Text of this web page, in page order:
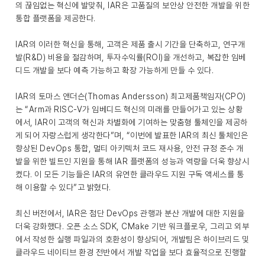
의 끊임없는 혁신에 발맞춰, IAR은 고품질의 보안상 안전한 개발을 위한
통합 플랫폼을 제공한다.
IAR의 이러한 혁신을 통해, 고객은 제품 출시 기간을 단축하고, 연구개
발(R&D) 비용을 절감하며, 투자수익률(ROI)을 개선하고, 복잡한 임베
디드 개발을 보다 예측 가능하고 확장 가능하게 만들 수 있다.
IAR의 토마스 앤더슨(Thomas Andersson) 최고제품책임자(CPO)
는 “Arm과 RISC-V가 임베디드 혁신의 미래를 만들어가고 있는 상황
에서, IAR이 고객의 혁신과 차별화에 기여하는 맞춤형 툴체인을 제공하
게 되어 자랑스럽게 생각한다”며, “이번에 발표한 IAR의 최신 툴체인은
향상된 DevOps 통합, 멀티 아키텍처 코드 재사용, 안전 규정 준수 개
발을 위한 빌트인 지원을 통해 IAR 플랫폼의 성능과 역량을 더욱 향상시
켰다. 이 모든 기능들은 IAR의 유연한 클라우드 지원 구독 액세스를 통
해 이용할 수 있다”고 밝혔다.
최신 버전에서, IAR은 첨단 DevOps 관행과 분산 개발에 대한 지원을
더욱 강화했다. 오픈 소스 SDK, CMake 기반 워크플로우, 그리고 외부
에서 작성한 실행 파일과의 호환성이 향상되어, 개발팀은 하이브리드 및
클라우드 네이티브 환경 전반에서 개발 작업을 보다 효율적으로 진행할